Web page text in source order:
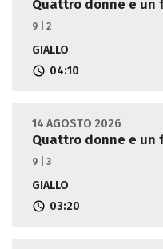
Quattro donne e un
9 | 2
GIALLO
04:10
14 AGOSTO 2026
Quattro donne e un
9 | 3
GIALLO
03:20